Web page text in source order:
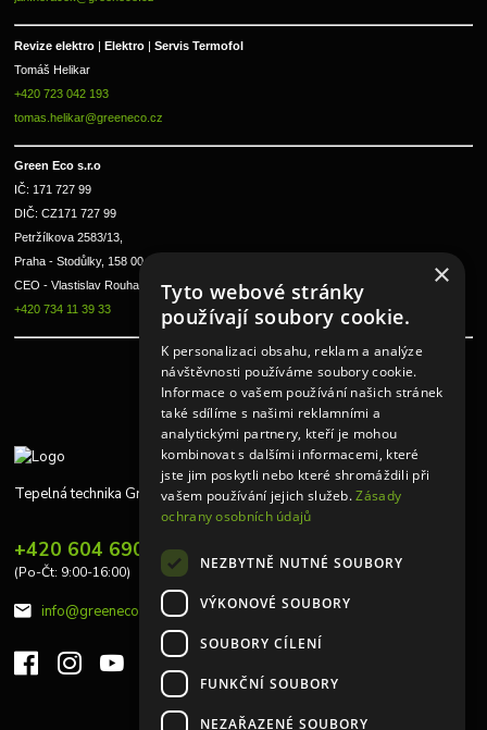
Revize elektro | Elektro | Servis Termofol
Tomáš Helikar
+420 723 042 193
tomas.helikar@greeneco.cz
Green Eco s.r.o
IČ: 171 727 99
DIČ: CZ171 727 99
Petržílkova 2583/13,
Praha - Stodůlky, 158 00
CEO - Vlastislav Rouha ml.
+420 734 11 39 33
Tepelná technika Greeneco
+420 604 690 848
(Po-Čt: 9:00-16:00)
info@greeneco.cz
×
Tyto webové stránky
používají soubory cookie.
K personalizaci obsahu, reklam a analýze
návštěvnosti používáme soubory cookie.
Informace o vašem používání našich stránek
také sdílíme s našimi reklamními a
analytickými partnery, kteří je mohou
kombinovat s dalšími informacemi, které
jste jim poskytli nebo které shromáždili při
vašem používání jejich služeb.Zásady
ochrany osobních údajů
NEZBYTNĚ NUTNÉ SOUBORY
VÝKONOVÉ SOUBORY
SOUBORY CÍLENÍ
FUNKČNÍ SOUBORY
NEZAŘAZENÉ SOUBORY